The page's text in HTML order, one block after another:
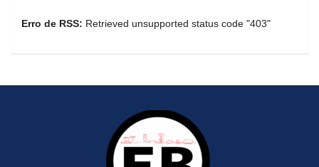
Erro de RSS: Retrieved unsupported status code "403"